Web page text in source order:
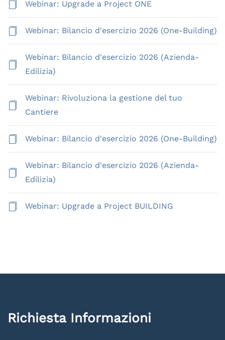
Webinar: Upgrade a Project ONE
Webinar: Bilancio d'esercizio 2026 (One-Building)
Webinar: Bilancio d'esercizio 2026 (Azienda-
Edilizia)
Webinar: Rivoluziona la gestione del tuo
Cantiere
Webinar: Bilancio d'esercizio 2026 (One-Building)
Webinar: Bilancio d'esercizio 2026 (Azienda-
Edilizia)
Webinar: Upgrade a Project BUILDING
Richiesta Informazioni